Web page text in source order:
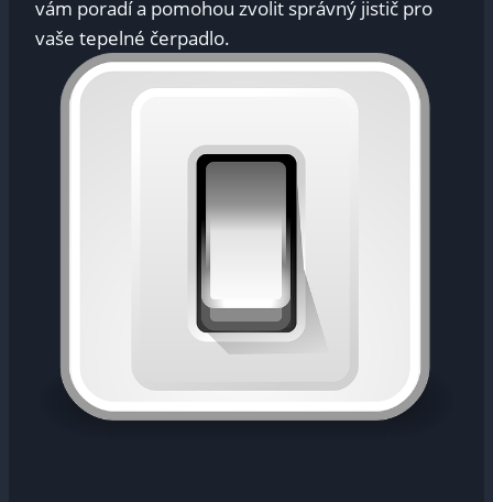
vám poradí a pomohou zvolit správný jistič pro
vaše‌ tepelné čerpadlo.